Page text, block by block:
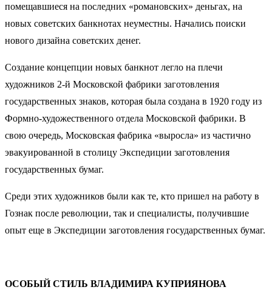
помещавшиеся на последних «романовских» деньгах, на
новых советских банкнотах неуместны. Начались поиски
нового дизайна советских денег.
Создание концепции новых банкнот легло на плечи
художников 2-й Московской фабрики заготовления
государственных знаков, которая была создана в 1920 году из
Формно-художественного отдела Московской фабрики. В
свою очередь, Московская фабрика «выросла» из частично
эвакуированной в столицу Экспедиции заготовления
государственных бумаг.
Среди этих художников были как те, кто пришел на работу в
Гознак после революции, так и специалисты, получившие
опыт еще в Экспедиции заготовления государственных бумаг.
ОСОБЫЙ СТИЛЬ ВЛАДИМИРА КУПРИЯНОВА